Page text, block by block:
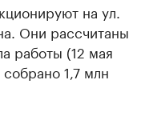
на ул.
Они рассчитаны
работы (12 мая
1,7 млн